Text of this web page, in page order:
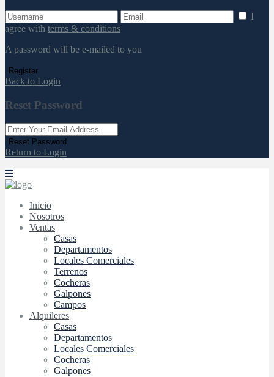
I
agree with terms & conditions
A password will be e-mailed to you
Register
Back to Login
Reset Password
Reset Password
Return to Login
Inicio
Nosotros
Ventas
Casas
Departamentos
Locales Comerciales
Terrenos
Cocheras
Galpones
Campos
Alquileres
Casas
Departamentos
Locales Comerciales
Cocheras
Galpones